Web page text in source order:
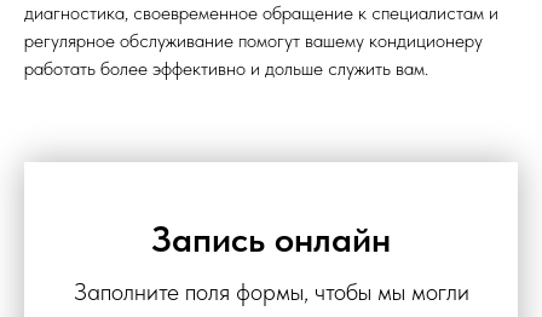
диагностика, своевременное обращение к специалистам и
регулярное обслуживание помогут вашему кондиционеру
работать более эффективно и дольше служить вам.
Запись онлайн
Заполните поля формы, чтобы мы могли